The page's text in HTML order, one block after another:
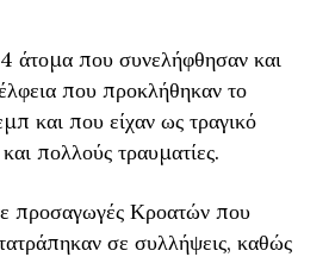
άτομα που συνελήφθησαν και
που προκλήθηκαν το
και που είχαν ως τραγικό
πολλούς τραυματίες.
προσαγωγές Κροατών που
σε συλλήψεις, καθώς